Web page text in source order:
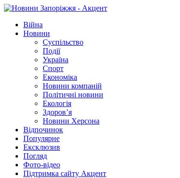
Війна
Новини
Суспільство
Події
Україна
Спорт
Економіка
Новини компаній
Політичні новини
Екологія
Здоров’я
Новини Херсона
Відпочинок
Популярне
Ексклюзив
Погляд
Фото-відео
Підтримка сайту Акцент